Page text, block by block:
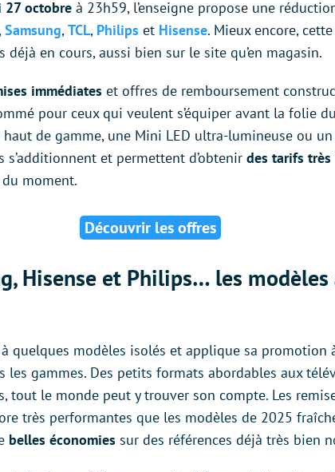
27 octobre à 23h59, l’enseigne propose une
,Samsung,TCL, Philips et Hisense. Mieux encore,
déjà en cours, aussi bien sur le site qu’en magasin.
immédiates et offres de remboursement
pour ceux qui veulent s’équiper avant la folie du
haut de gamme, une Mini LED ultra-lumineuse ou
s’additionnent et permettent d’obtenir des tarifs très
moment.
Découvrir les offres
Hisense et Philips… les
quelques modèles isolés et applique sa promotion
les gammes. Des petits formats abordables aux
tout le monde peut y trouver son compte. Les
très performantes que les modèles de 2025
belles économies sur des références déjà très bien